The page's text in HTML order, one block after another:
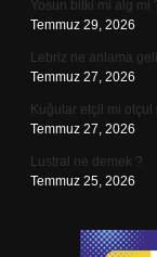
Yosun bitki mi alg mi
Temmuz 29, 2026
Lebriz ne anlama
Temmuz 27, 2026
Kuğular etçil mi otçul
Temmuz 27, 2026
Lustral ne demek ?
Temmuz 25, 2026